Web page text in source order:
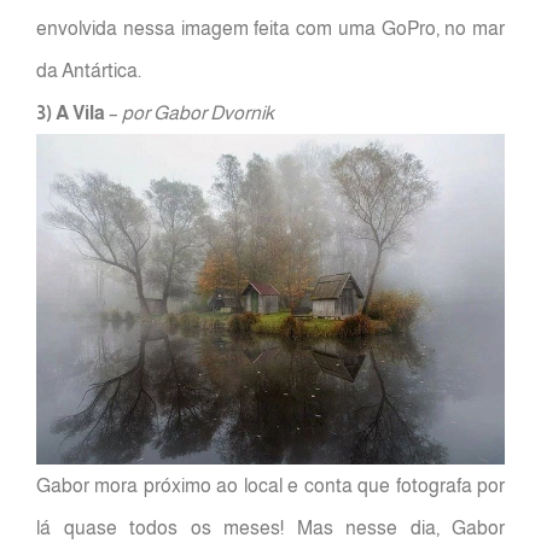
envolvida nessa imagem feita com uma GoPro, no mar
da Antártica.
3) A Vila – por Gabor Dvornik
Gabor mora próximo ao local e conta que fotografa por
lá quase todos os meses! Mas nesse dia, Gabor